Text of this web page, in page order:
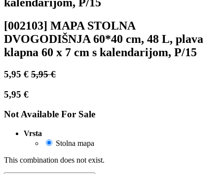
[002103] MAPA STOLNA
DVOGODIŠNJA 60*40 cm, 48 L, plava
klapna 60 x 7 cm s kalendarijom, P/15
5,95 € 5,95€
5,95 €
Not Available For Sale
Vrsta
Stolna mapa
This combination does not exist.